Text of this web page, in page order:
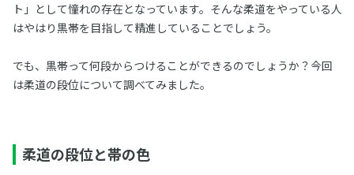
ト」として憧れの存在となっています。そんな柔道をやっている人
はやはり黒帯を目指して精進していることでしょう。
でも、黒帯って何段からつけることができるのでしょうか？今回
は柔道の段位について調べてみました。
柔道の段位と帯の色